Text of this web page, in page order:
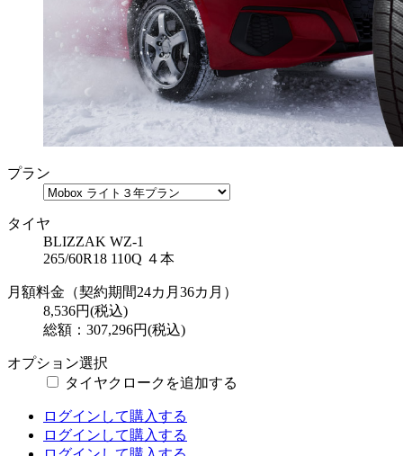
プラン
タイヤ
BLIZZAK WZ-1
265/60R18 110Q ４本
月額料金（契約期間24カ月 36カ月 ）
8,536円(税込)
総額：307,296円(税込)
オプション選択
タイヤクロークを追加する
ログインして購入する
ログインして購入する